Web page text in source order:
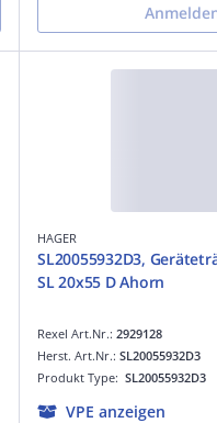
HAGER
SL20055932D3,
SL 20x55 D Ahorn
Rexel Art.Nr.: 2929128
Produkt Type: SL20055932D3
Herst. Art.Nr.: SL20055932D3
VPE anzeigen